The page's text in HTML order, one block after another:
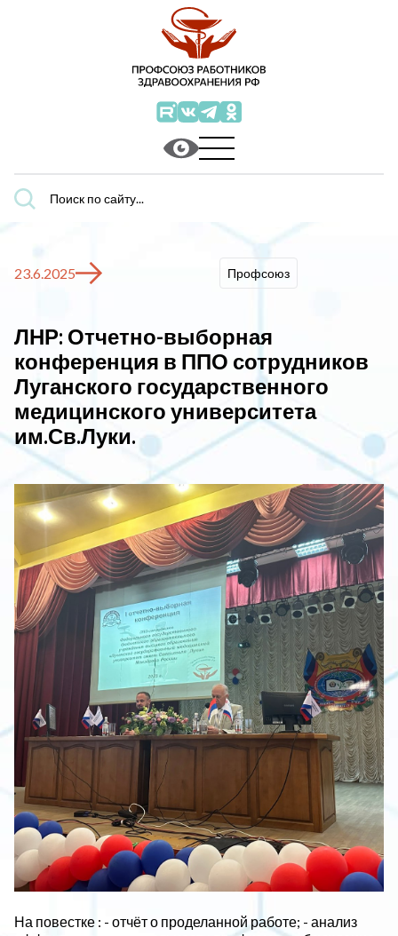
Поиск
по
23.6.2025 Профсоюз
ЛНР: Отчетно-выборная
конференция в ППО сотрудников
Луганского государственного
медицинского университета
им.Св.Луки.
На повестке : - отчёт о проделанной работе; - анализ